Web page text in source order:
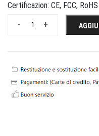
Certificazion: CE, FCC, RoHS
+
-